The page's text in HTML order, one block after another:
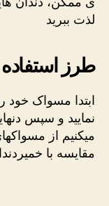
لذت ببرید
طرز استفاده
ابتدا مسواک خود
نمایید و سپس
میکنیم از
مقایسه با